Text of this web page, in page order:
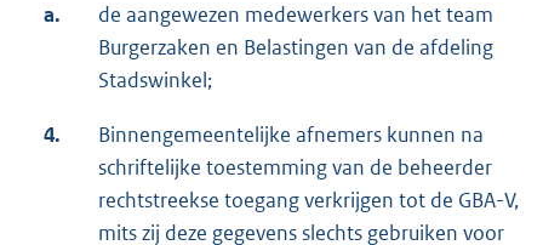
a.
de aangewezen medewerkers van het team
Burgerzaken en Belastingen van de afdeling
Stadswinkel;
4.
Binnengemeentelijke afnemers kunnen na
schriftelijke toestemming van de beheerder
rechtstreekse toegang verkrijgen tot de GBA-V,
mits zij deze gegevens slechts gebruiken voor